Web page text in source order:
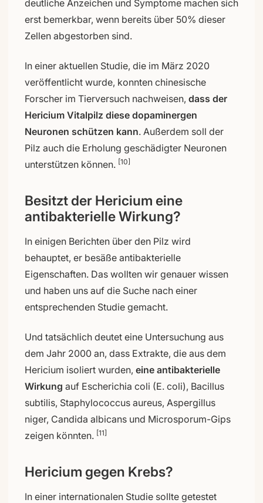
deutliche Anzeichen und Symptome machen sich
erst bemerkbar, wenn bereits über 50% dieser
Zellen abgestorben sind.
In einer aktuellen Studie, die im März 2020
veröffentlicht wurde, konnten chinesische
Forscher im Tierversuch nachweisen, dass der
Hericium Vitalpilz diese dopaminergen
Neuronen schützen kann. Außerdem soll der
Pilz auch die Erholung geschädigter Neuronen
unterstützen können. [10]
Besitzt der Hericium eine
antibakterielle Wirkung?
In einigen Berichten über den Pilz wird
behauptet, er besäße antibakterielle
Eigenschaften. Das wollten wir genauer wissen
und haben uns auf die Suche nach einer
entsprechenden Studie gemacht.
Und tatsächlich deutet eine Untersuchung aus
dem Jahr 2000 an, dass Extrakte, die aus dem
Hericium isoliert wurden, eine antibakterielle
Wirkung auf Escherichia coli (E. coli), Bacillus
subtilis, Staphylococcus aureus, Aspergillus
niger, Candida albicans und Microsporum-Gips
zeigen könnten. [11]
Hericium gegen Krebs?
In einer internationalen Studie sollte getestet